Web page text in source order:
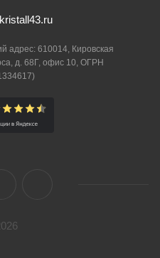
адрес: 610014, Кировская
д. 68Г, офис 10, ОГРН